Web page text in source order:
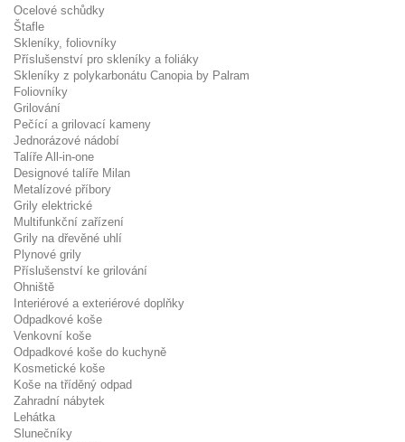
Ocelové schůdky
Štafle
Skleníky, foliovníky
Příslušenství pro skleníky a foliáky
Skleníky z polykarbonátu Canopia by Palram
Foliovníky
Grilování
Pečící a grilovací kameny
Jednorázové nádobí
Talíře All-in-one
Designové talíře Milan
Metalízové příbory
Grily elektrické
Multifunkční zařízení
Grily na dřevěné uhlí
Plynové grily
Příslušenství ke grilování
Ohniště
Interiérové a exteriérové doplňky
Odpadkové koše
Venkovní koše
Odpadkové koše do kuchyně
Kosmetické koše
Koše na tříděný odpad
Zahradní nábytek
Lehátka
Slunečníky